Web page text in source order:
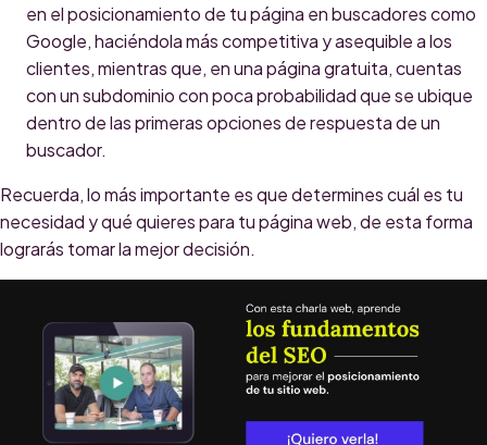
en el posicionamiento de tu página en buscadores como
Google, haciéndola más competitiva y asequible a los
clientes, mientras que, en una página gratuita, cuentas
con un subdominio con poca probabilidad que se ubique
dentro de las primeras opciones de respuesta de un
buscador.
Recuerda, lo más importante es que determines cuál es tu
necesidad y qué quieres para tu página web, de esta forma
lograrás tomar la mejor decisión.